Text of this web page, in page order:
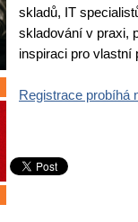
skladů, IT
skladování v praxi,
inspiraci pro vlastní
Registrace probíhá